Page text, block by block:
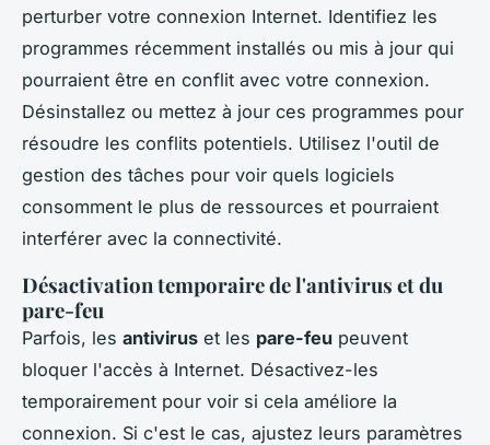
perturber votre connexion Internet. Identifiez les
programmes récemment installés ou mis à jour qui
pourraient être en conflit avec votre connexion.
Désinstallez ou mettez à jour ces programmes pour
résoudre les conflits potentiels. Utilisez l'outil de
gestion des tâches pour voir quels logiciels
consomment le plus de ressources et pourraient
interférer avec la connectivité.
Désactivation temporaire de l'antivirus et du
pare-feu
Parfois, les antivirus et les pare-feu peuvent
bloquer l'accès à Internet. Désactivez-les
temporairement pour voir si cela améliore la
connexion. Si c'est le cas, ajustez leurs paramètres